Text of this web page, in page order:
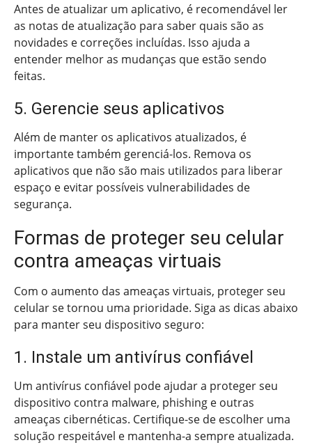
Antes de atualizar um aplicativo, é recomendável ler
as notas de atualização para saber quais são as
novidades e correções incluídas. Isso ajuda a
entender melhor as mudanças que estão sendo
feitas.
5. Gerencie seus aplicativos
Além de manter os aplicativos atualizados, é
importante também gerenciá-los. Remova os
aplicativos que não são mais utilizados para liberar
espaço e evitar possíveis vulnerabilidades de
segurança.
Formas de proteger seu celular
contra ameaças virtuais
Com o aumento das ameaças virtuais, proteger seu
celular se tornou uma prioridade. Siga as dicas abaixo
para manter seu dispositivo seguro:
1. Instale um antivírus confiável
Um antivírus confiável pode ajudar a proteger seu
dispositivo contra malware, phishing e outras
ameaças cibernéticas. Certifique-se de escolher uma
solução respeitável e mantenha-a sempre atualizada.